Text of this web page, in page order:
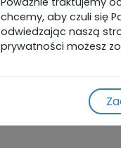
chcemy, aby czuli się
odwiedzając naszą
prywatności możesz